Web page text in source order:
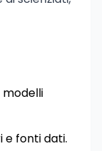
e fonti dati.